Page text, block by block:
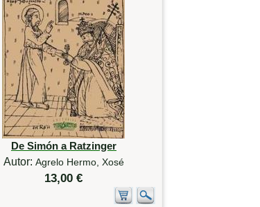
De Simón a Ratzinger
Autor: Agrelo Hermo, Xosé
13,00 €